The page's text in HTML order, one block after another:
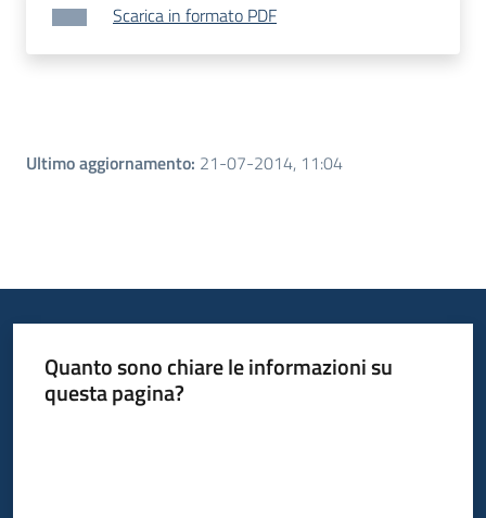
Scarica in formato PDF
Ultimo aggiornamento: 21-07-2014, 11:04
Quanto sono chiare le informazioni su
questa pagina?